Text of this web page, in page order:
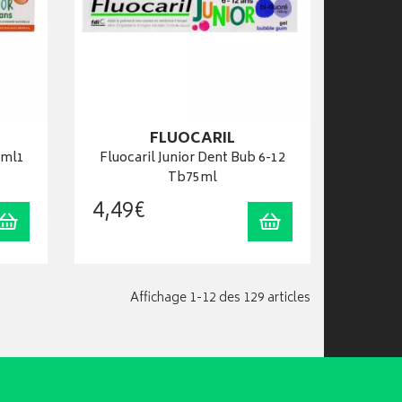
Ajouter au panier
FLUOCARIL
Fluocaril Junior Dent Bub 6-12
Tb75ml
4,49€ Ajouter au panier
Affichage 1-12 des 129 articles